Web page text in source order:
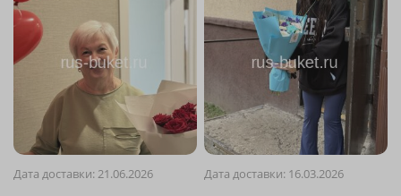
Дата доставки: 21.06.2026 Дата доставки: 16.03.2026